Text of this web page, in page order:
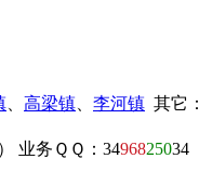
高梁镇 李河镇 其它：
业务ＱＱ：3496825034